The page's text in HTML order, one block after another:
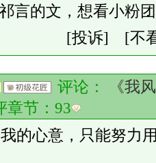
言的文，想看小粉
[投诉] [不
评论：
《我
节： 93
的心意，只能努力